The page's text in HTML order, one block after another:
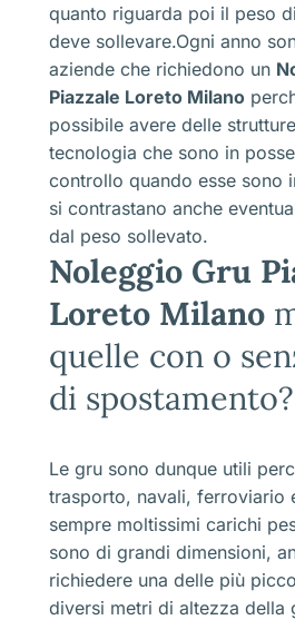
quanto riguarda poi il peso
deve sollevare.Ogni anno
aziende che richiedono un
Piazzale Loreto Milano
possibile avere delle
tecnologia che sono in
controllo quando esse sono
si contrastano anche
dal peso sollevato.
Noleggio Gru
Loreto Milano
quelle con o
di spostamento?
Le gru sono dunque utili
trasporto, navali, ferroviario
sempre moltissimi carichi
sono di grandi dimensioni,
richiedere una delle più
diversi metri di altezza della